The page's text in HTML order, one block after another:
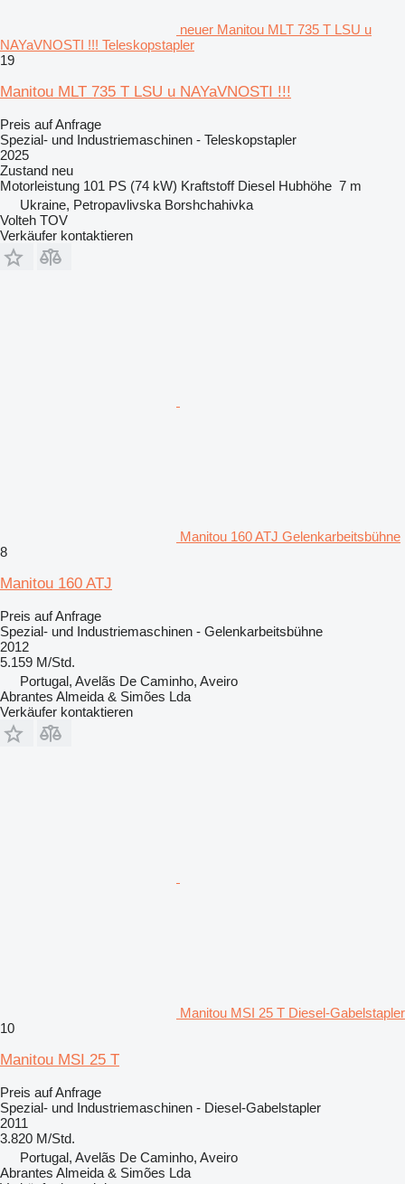
neuer Manitou MLT 735 T LSU u
NAYaVNOSTI !!! Teleskopstapler
19
Manitou MLT 735 T LSU u NAYaVNOSTI !!!
Preis auf Anfrage
Spezial- und Industriemaschinen - Teleskopstapler
2025
Zustand neu
Motorleistung 101 PS (74 kW) Kraftstoff Diesel Hubhöhe 7 m
Ukraine, Petropavlivska Borshchahivka
Volteh TOV
Verkäufer kontaktieren
Manitou 160 ATJ Gelenkarbeitsbühne
8
Manitou 160 ATJ
Preis auf Anfrage
Spezial- und Industriemaschinen - Gelenkarbeitsbühne
2012
5.159 M/Std.
Portugal, Avelãs De Caminho, Aveiro
Abrantes Almeida & Simões Lda
Verkäufer kontaktieren
Manitou MSI 25 T Diesel-Gabelstapler
10
Manitou MSI 25 T
Preis auf Anfrage
Spezial- und Industriemaschinen - Diesel-Gabelstapler
2011
3.820 M/Std.
Portugal, Avelãs De Caminho, Aveiro
Abrantes Almeida & Simões Lda